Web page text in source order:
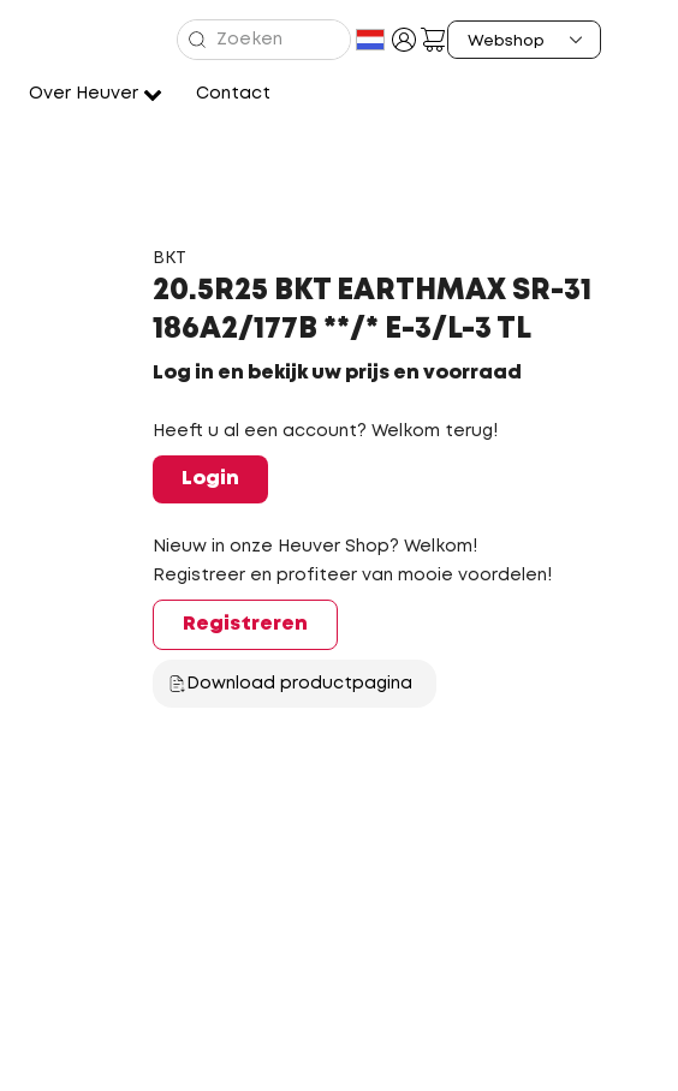
Over Heuver Contact
BKT
20.5R25 BKT EARTHMAX SR-31
186A2/177B **/* E-3/L-3 TL
Log in en bekijk uw prijs en voorraad
Heeft u al een account? Welkom terug!
Login
Nieuw in onze Heuver Shop? Welkom!
Registreer en profiteer van mooie voordelen!
Registreren
Download productpagina